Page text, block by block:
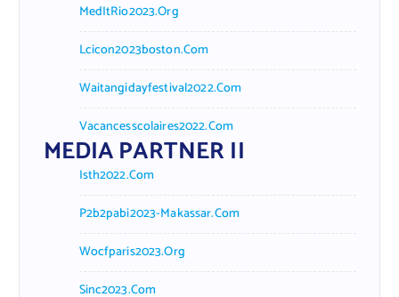
MedItRio2023.org
Lcicon2023boston.com
Waitangidayfestival2022.com
Vacancesscolaires2022.com
MEDIA PARTNER II
Isth2022.com
P2b2pabi2023-Makassar.com
Wocfparis2023.org
Sinc2023.com